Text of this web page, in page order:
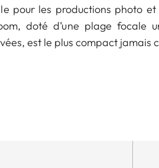
pour les productions photo
doté d’une plage focale
est le plus compact jamais